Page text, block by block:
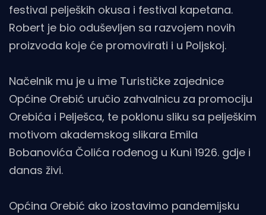
festival peljeških okusa i festival kapetana.
Robert je bio oduševljen sa razvojem novih
proizvoda koje će promovirati i u Poljskoj.
Načelnik mu je u ime Turističke zajednice
Općine Orebić uručio zahvalnicu za promociju
Orebića i Pelješca, te poklonu sliku sa pelješkim
motivom akademskog slikara Emila
Bobanovića Čolića rođenog u Kuni 1926. gdje i
danas živi.
Općina Orebić ako izostavimo pandemijsku